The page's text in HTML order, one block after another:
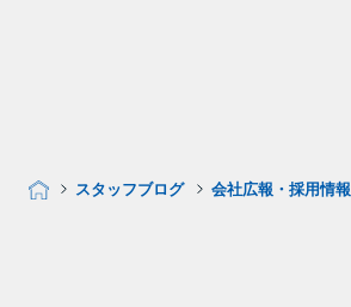
スタッフブログ 会社広報・採用情報